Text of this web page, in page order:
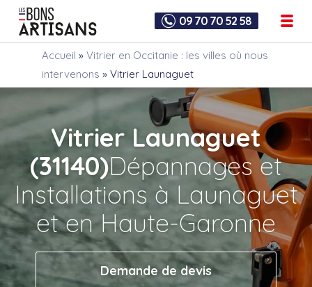
09 70 70 52 58
Accueil » Vitrier en Occitanie : les villes où nous
intervenons » Vitrier Launaguet
Vitrier Launaguet
(31140)Dépannages et
Installations à Launaguet
et en Haute-Garonne
Demande de devis